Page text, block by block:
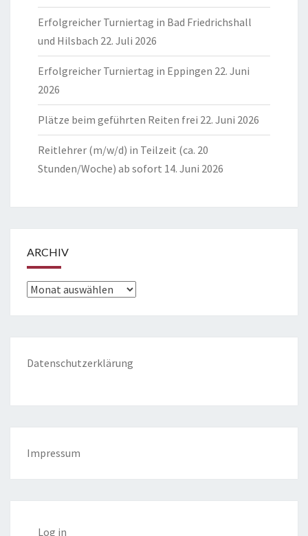
Erfolgreicher Turniertag in Bad Friedrichshall
und Hilsbach 22. Juli 2026
Erfolgreicher Turniertag in Eppingen 22. Juni
2026
Plätze beim geführten Reiten frei 22. Juni 2026
Reitlehrer (m/w/d) in Teilzeit (ca. 20
Stunden/Woche) ab sofort 14. Juni 2026
ARCHIV
Archiv
Datenschutzerklärung
Impressum
Log in